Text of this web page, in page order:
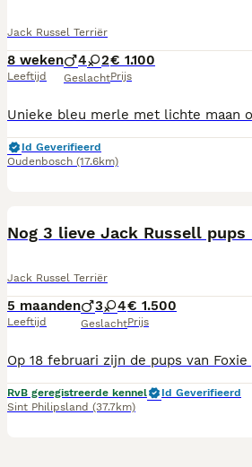
Jack Russel Terriër
8 weken
Leeftijd
4 2
Geslacht
€ 1.100
Prijs
Id Geverifieerd
Oudenbosch (17.6km)
Jack Russel Terriër
5 maanden
Leeftijd
3 4
Geslacht
€ 1.500
Prijs
RvB geregistreerde kennel
Id Geverifieerd
Sint Philipsland (37.7km)